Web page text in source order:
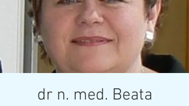
dr n. med. Beata